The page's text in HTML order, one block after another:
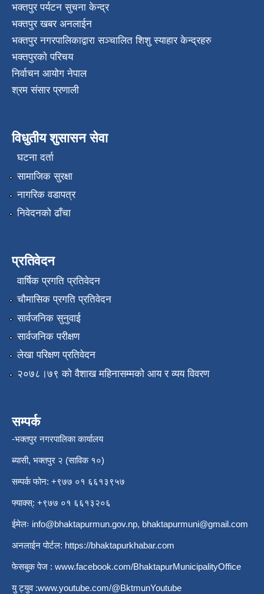
भक्तपुर पर्यटन सुचना केन्द्र
भक्तपुर खबर अनलाईन
भक्तपुर नगरपालिकाद्वारा सञ्चालित शिशु स्याहार केन्द्रहरु
भक्तपुरकाे परिचय
निर्वाचन आयोग नेपाल
श्रम संसार प्रणाली
विधुतीय शुसासन सेवा
घटना दर्ता
सामाजिक सुरक्षा
नागरिक वडापत्र
निवेदनको ढाँचा
प्रतिवेदन
वार्षिक प्रगति प्रतिवेदन
चौमासिक प्रगति प्रतिवेदन
सार्वजनिक सुनुवाई
सार्वजनिक परीक्षण
लेखा परिक्षण प्रतिवेदन
२०७८।७९ को वैशाख महिनासम्मको आय र व्यय विवरण
सम्पर्क
-भक्तपुर नगरपालिका कार्यालय
ब्यासी, भक्तपुर २ (साविक १०)
सम्पर्क फोन: +९७७ ०१ ६६१३९५७
फ्याक्स्: +९७७ ०१ ६६१३२०६
ईमेलः info@bhaktapurmun.gov.np, bhaktapurmuni@gmail.com
अनलाईन पोर्टल: https://bhaktapurkhabar.com
फेसबुक पेज : www.facebook.com/BhaktapurMunicipalityOffice
यु ट्युव :www.youtube.com/@BktmunYoutube